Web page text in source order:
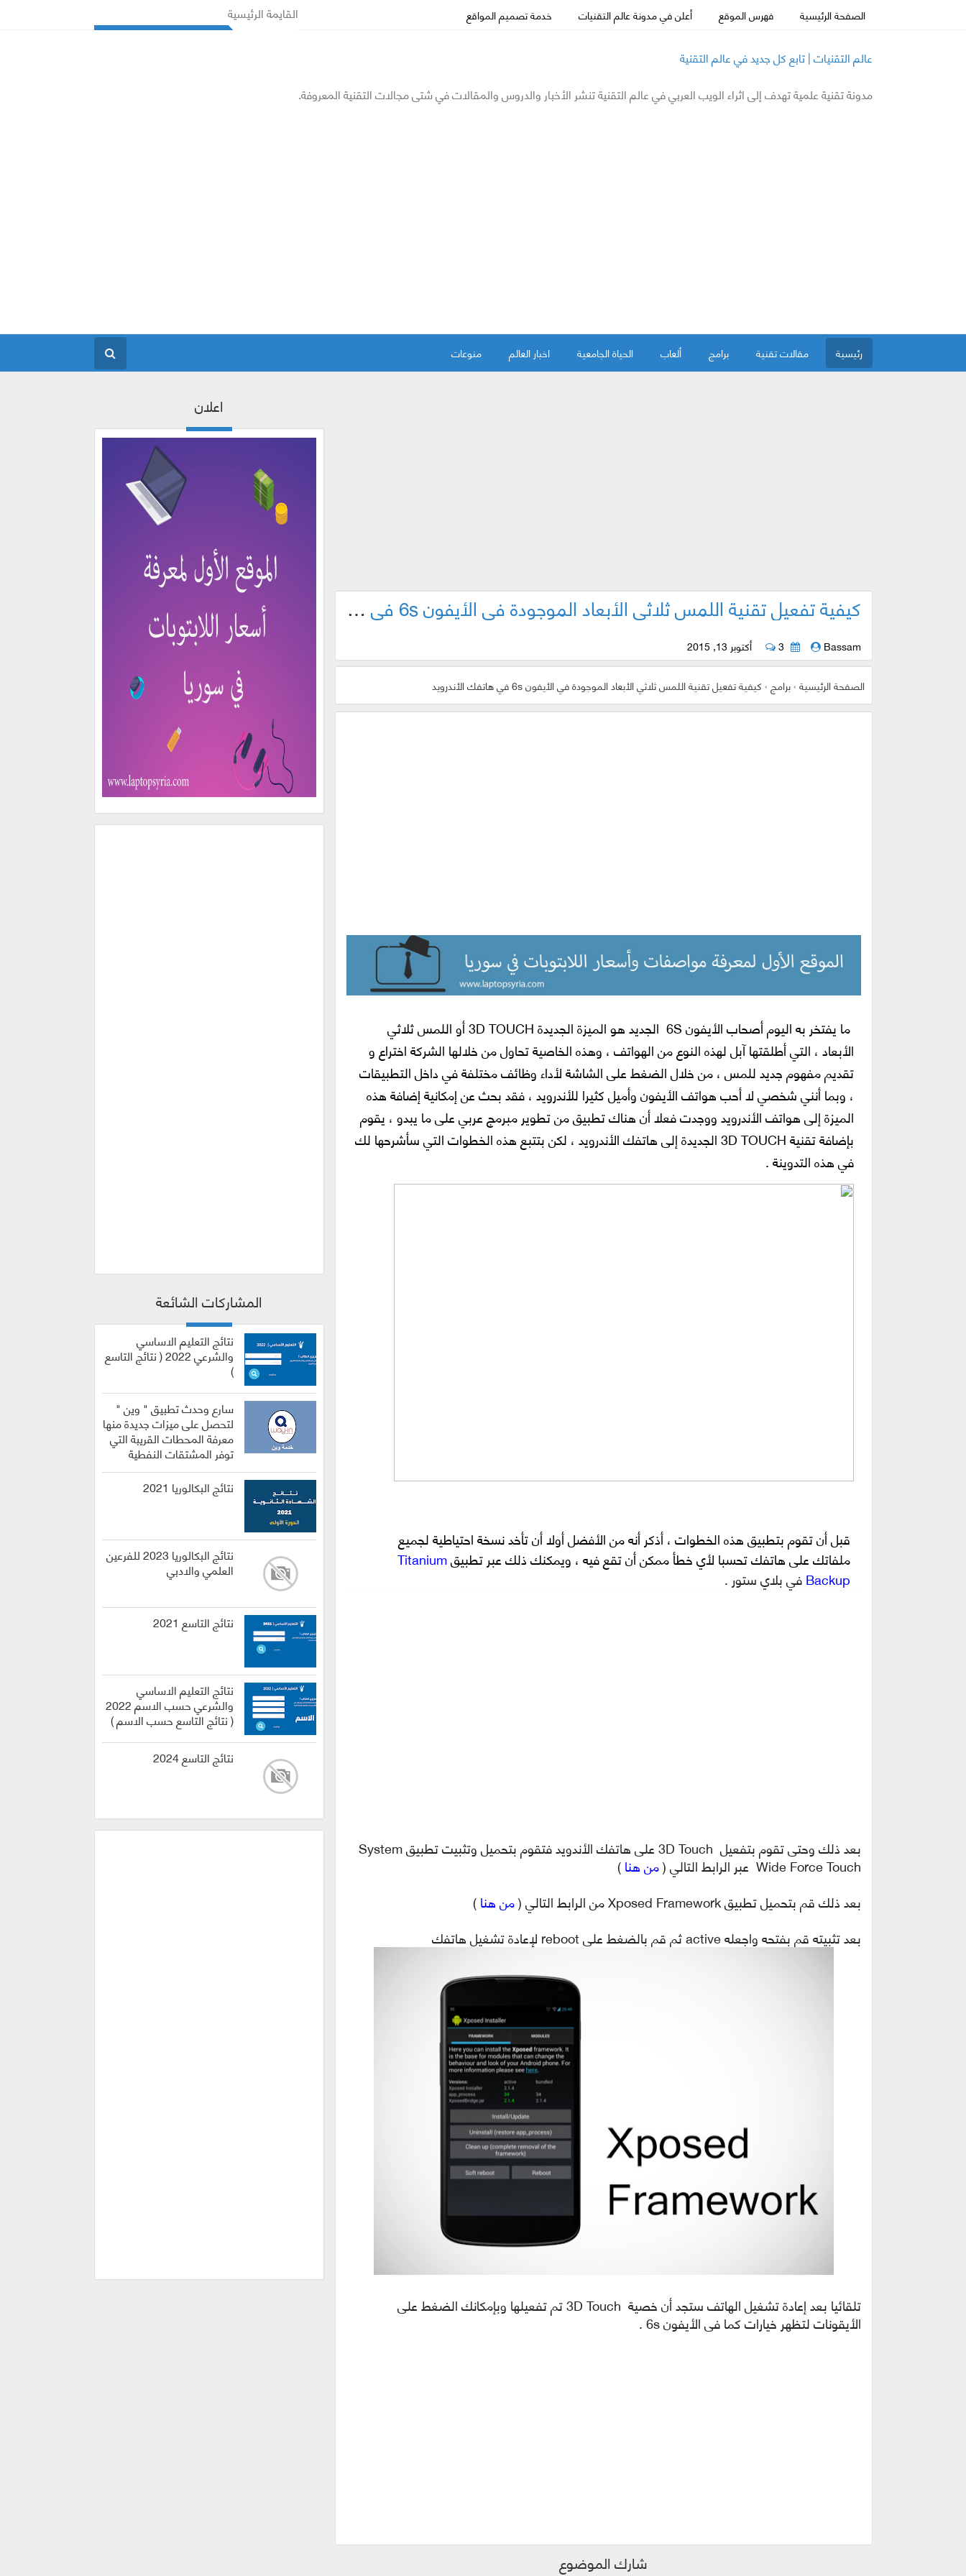
الصفحة الرئيسية فهرس الموقع أعلن في مدونة عالم التقنيات خدمة تصميم المواقع
القايمة الرئيسية
عالم التقنيات | تابع كل جديد في عالم التقنية
مدونة تقنية علمية تهدف إلى اثراء الويب العربي في عالم التقنية تنشر الأخبار والدروس والمقالات في شتى مجالات التقنية المعروفة.
رئيسية مقالات تقنية برامج ألعاب الحياة الجامعية اخبار العالم منوعات
كيفية تفعيل تقنية اللمس ثلاثي الأبعاد الموجودة في الأيفون 6s في هاتفك الأندرويد
Bassam
3 أكتوبر 13, 2015
الصفحة الرئيسية›برامج›كيفية تفعيل تقنية اللمس ثلاثي الأبعاد الموجودة في الأيفون 6s في هاتفك الأندرويد
ما يفتخر به اليوم أصحاب الأيفون 6S الجديد هو الميزة الجديدة 3D TOUCH أو اللمس ثلاثي
الأبعاد ، التي أطلقتها آبل لهذه النوع من الهواتف ، وهذه الخاصية تحاول من خلالها الشركة اختراع و
تقديم مفهوم جديد للمس ، من خلال الضغط على الشاشة لأداء وظائف مختلفة في داخل التطبيقات
، وبما أنني شخصي لا أحب هواتف الأيفون وأميل كثيرا للأندرويد ، فقد بحث عن إمكانية إضافة هذه
الميزة إلى هواتف الأندرويد ووجدت فعلا أن هناك تطبيق من تطوير مبرمج عربي على ما يبدو ، يقوم
بإضافة تقنية 3D TOUCH الجديدة إلى هاتفك الأندرويد ، لكن بتتبع هذه الخطوات التي سأشرحها لك
في هذه التدوينة .
قبل أن تقوم بتطبيق هذه الخطوات ، أذكر أنه من الأفضل أولا أن تأخد نسخة احتياطية لجميع
ملفاتك على هاتفك تحسبا لأي خطأ ممكن أن تقع فيه ، ويمكنك ذلك عبر تطبيقTitanium
Backupفيبلاي ستور .
بعد ذلك وحتى تقوم بتفعيل 3D Touch على هاتفك الأندويد فتقوم بتحميل وتثبيت تطبيق System
Wide Force Touch عبر الرابط التالي ( من هنا)
بعد ذلك قم بتحميل تطبيق Xposed Framework من الرابط التالي (
من هنا)
بعد تثبيته قم بفتحه واجعله active ثم قم بالضغط على reboot لإعادة تشغيل هاتفك
تلقائيا بعد إعادة تشغيل الهاتف ستجد أن خصية 3D Touch تم تفعيلها وبإمكانك الضغط على
الأيقونات لتظهر خيارات كما في الأيفون 6s .
شارك الموضوع
اعلان
المشاركات الشائعة
نتائج التعليم الاساسي
والشرعي 2022 ( نتائج التاسع
)
سارع وحدث تطبيق " وين "
لتحصل على ميزات جديدة منها
معرفة المحطات القريبة التي
توفر المشتقات النفطية
نتائج البكالوريا 2021
نتائج البكالوريا 2023 للفرعين
العلمي والادبي
نتائج التاسع 2021
نتائج التعليم الاساسي
والشرعي حسب الاسم 2022
( نتائج التاسع حسب الاسم )
نتائج التاسع 2024